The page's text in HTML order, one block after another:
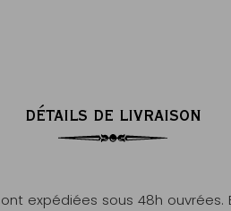
DÉTAILS DE LIVRAISON
expédiées sous 48h ouvrées.